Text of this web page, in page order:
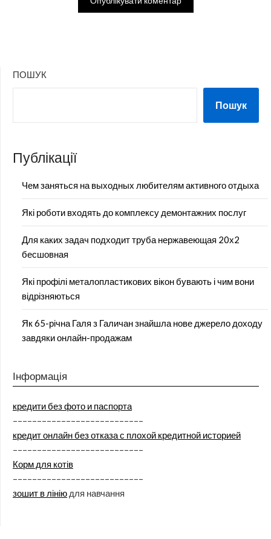
ПОШУК
Пошук
Публікації
Чем заняться на выходных любителям активного отдыха
Які роботи входять до комплексу демонтажних послуг
Для каких задач подходит труба нержавеющая 20х2
бесшовная
Які профілі металопластикових вікон бувають і чим вони
відрізняються
Як 65-річна Галя з Галичан знайшла нове джерело доходу
завдяки онлайн-продажам
Інформація
кредити без фото и паспорта
–––––––––––––––––––––––––––
кредит онлайн без отказа с плохой кредитной историей
–––––––––––––––––––––––––––
Корм для котів
–––––––––––––––––––––––––––
зошит в лінію для навчання